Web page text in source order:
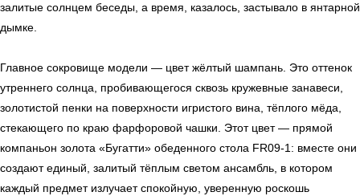
залитые солнцем беседы, а время, казалось, застывало в янтарной
дымке.
Главное сокровище модели — цвет жёлтый шампань. Это оттенок
утреннего солнца, пробивающегося сквозь кружевные занавеси,
золотистой пенки на поверхности игристого вина, тёплого мёда,
стекающего по краю фарфоровой чашки. Этот цвет — прямой
компаньон золота «Бугатти» обеденного стола FR09-1: вместе они
создают единый, залитый тёплым светом ансамбль, в котором
каждый предмет излучает спокойную, уверенную роскошь